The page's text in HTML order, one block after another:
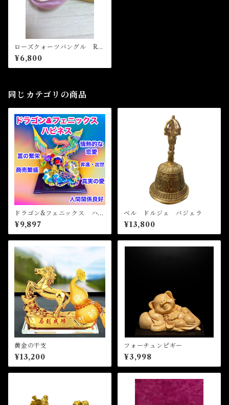
ローズクォーツバングル Ros
e quartz Bangle
¥6,800
同じカテゴリの商品
ドラゴン&フェニックス ハピ
ネス
¥9,897
ベル ドルジェ バジェラ
¥13,800
黄金の干支
¥13,200
フォーチュンピギー
¥3,998